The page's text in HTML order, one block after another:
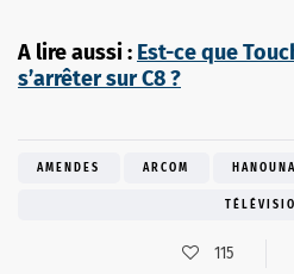
A lire aussi : Est-ce que
s’arrêter sur C8 ?
AMENDES ARCOM HANOUNA
115